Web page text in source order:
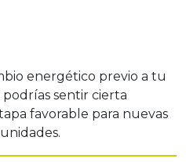
energético previo a tu
sentir cierta
favorable para nuevas